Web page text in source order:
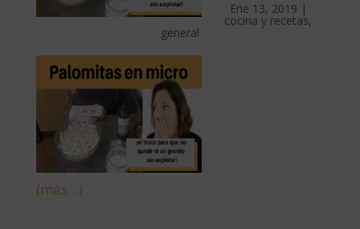
Ene 13, 2019 |
cocina y recetas,
general
(más…)